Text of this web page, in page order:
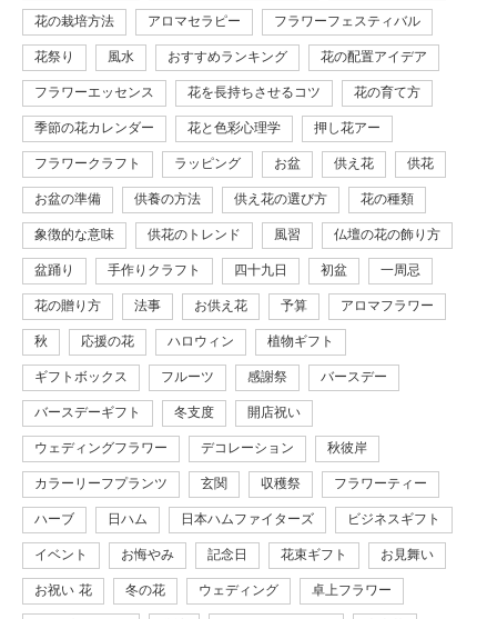
花の栽培方法 アロマセラピー フラワーフェスティバル
花祭り 風水 おすすめランキング 花の配置アイデア
フラワーエッセンス 花を長持ちさせるコツ 花の育て方
季節の花カレンダー 花と色彩心理学 押し花アー
フラワークラフト ラッピング お盆 供え花 供花
お盆の準備 供養の方法 供え花の選び方 花の種類
象徴的な意味 供花のトレンド 風習 仏壇の花の飾り方
盆踊り 手作りクラフト 四十九日 初盆 一周忌
花の贈り方 法事 お供え花 予算 アロマフラワー
秋 応援の花 ハロウィン 植物ギフト
ギフトボックス フルーツ 感謝祭 バースデー
バースデーギフト 冬支度 開店祝い
ウェディングフラワー デコレーション 秋彼岸
カラーリーフプランツ 玄関 収穫祭 フラワーティー
ハーブ 日ハム 日本ハムファイターズ ビジネスギフト
イベント お悔やみ 記念日 花束ギフト お見舞い
お祝い 花 冬の花 ウェディング 卓上フラワー